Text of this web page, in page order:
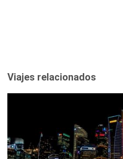
Viajes relacionados